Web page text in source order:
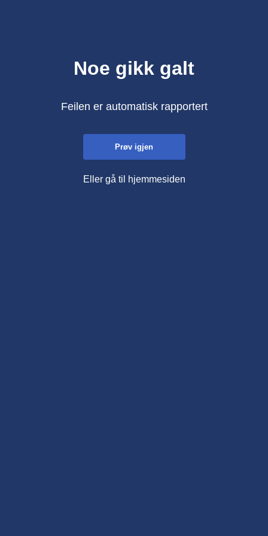
Noe gikk galt
Feilen er automatisk rapportert
Prøv igjen
Eller gå til hjemmesiden